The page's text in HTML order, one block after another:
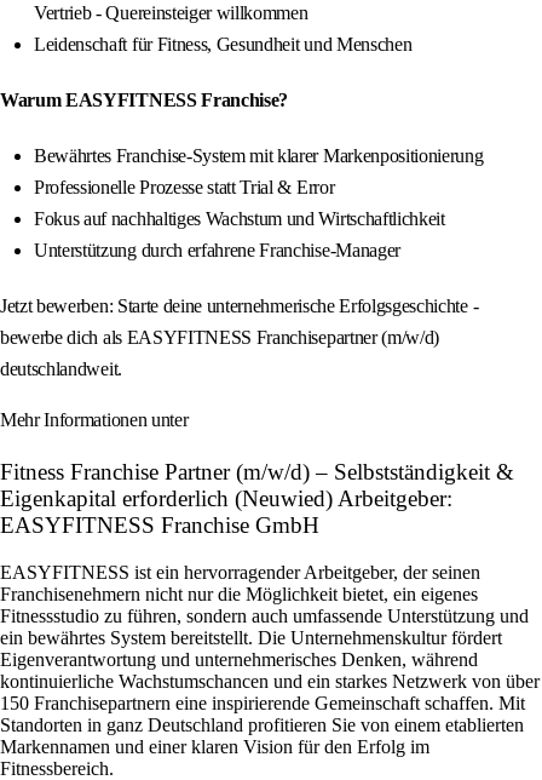
Vertrieb - Quereinsteiger willkommen
Leidenschaft für Fitness, Gesundheit und Menschen
Warum EASYFITNESS Franchise?
Bewährtes Franchise-System mit klarer Markenpositionierung
Professionelle Prozesse statt Trial & Error
Fokus auf nachhaltiges Wachstum und Wirtschaftlichkeit
Unterstützung durch erfahrene Franchise-Manager
Jetzt bewerben: Starte deine unternehmerische Erfolgsgeschichte -
bewerbe dich als EASYFITNESS Franchisepartner (m/w/d)
deutschlandweit.
Mehr Informationen unter
Fitness Franchise Partner (m/w/d) – Selbstständigkeit &
Eigenkapital erforderlich (Neuwied) Arbeitgeber:
EASYFITNESS Franchise GmbH
EASYFITNESS ist ein hervorragender Arbeitgeber, der seinen
Franchisenehmern nicht nur die Möglichkeit bietet, ein eigenes
Fitnessstudio zu führen, sondern auch umfassende Unterstützung und
ein bewährtes System bereitstellt. Die Unternehmenskultur fördert
Eigenverantwortung und unternehmerisches Denken, während
kontinuierliche Wachstumschancen und ein starkes Netzwerk von über
150 Franchisepartnern eine inspirierende Gemeinschaft schaffen. Mit
Standorten in ganz Deutschland profitieren Sie von einem etablierten
Markennamen und einer klaren Vision für den Erfolg im
Fitnessbereich.